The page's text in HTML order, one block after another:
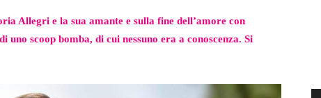
Allegri e la sua amante e sulla fine dell’amore con
scoop bomba, di cui nessuno era a conoscenza. Si